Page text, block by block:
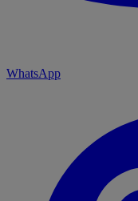
WhatsApp